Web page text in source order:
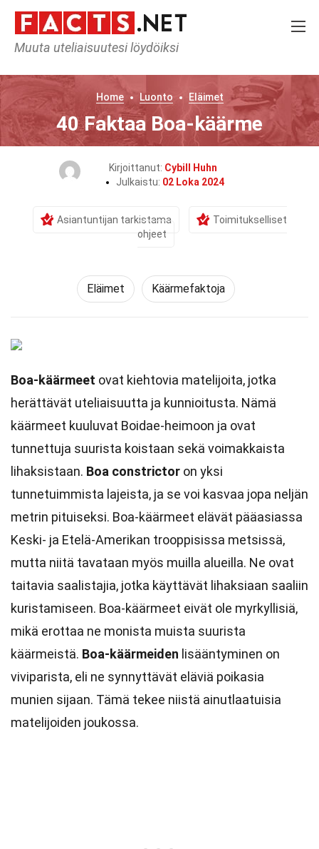
Muuta uteliaisuutesi löydöiksi
Home Luonto Eläimet
40 Faktaa Boa-käärme
Kirjoittanut: Cybill Huhn
Julkaistu: 02 Loka 2024
Asiantuntijan tarkistama
Toimitukselliset
ohjeet
Eläimet Käärmefaktoja
Boa-käärmeet ovat kiehtovia matelijoita, jotka
herättävät uteliaisuutta ja kunnioitusta. Nämä
käärmeet kuuluvat Boidae-heimoon ja ovat
tunnettuja suurista koistaan sekä voimakkaista
lihaksistaan. Boa constrictor on yksi
tunnetuimmista lajeista, ja se voi kasvaa jopa neljän
metrin pituiseksi. Boa-käärmeet elävät pääasiassa
Keski- ja Etelä-Amerikan trooppisissa metsissä,
mutta niitä tavataan myös muilla alueilla. Ne ovat
taitavia saalistajia, jotka käyttävät lihaksiaan saaliin
kuristamiseen. Boa-käärmeet eivät ole myrkyllisiä,
mikä erottaa ne monista muista suurista
käärmeistä. Boa-käärmeiden lisääntyminen on
viviparista, eli ne synnyttävät eläviä poikasia
munien sijaan. Tämä tekee niistä ainutlaatuisia
matelijoiden joukossa.